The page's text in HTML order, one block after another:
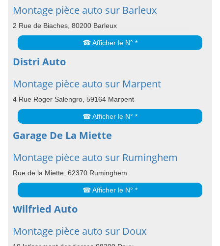
Montage pièce auto sur Barleux
2 Rue de Biaches, 80200 Barleux
☎ Afficher le N° *
Distri Auto
Montage pièce auto sur Marpent
4 Rue Roger Salengro, 59164 Marpent
☎ Afficher le N° *
Garage De La Miette
Montage pièce auto sur Ruminghem
Rue de la Miette, 62370 Ruminghem
☎ Afficher le N° *
Wilfried Auto
Montage pièce auto sur Doux